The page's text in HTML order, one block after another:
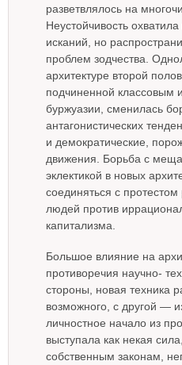
разветвлялось на
Неустойчивость
исканий, но
проблем зодчества.
архитектуре второй
подчиненной классовым
буржуазии, сменилась
антагонистических
и демократические,
движения. Борьба с
эклектикой в новых
соединяться с
людей против
капитализма.
Большое влияние на
противоречия научно-
стороны, новая техника
возможного, с другой —
личностное начало из
выступала как некая
собственным законам,